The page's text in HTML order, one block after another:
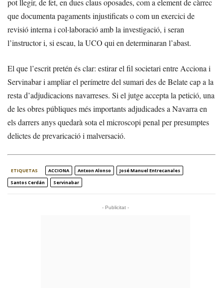
pot llegir, de fet, en dues claus oposades, com a element de càrrec
que documenta pagaments injustificats o com un exercici de
revisió interna i col·laboració amb la investigació, i seran
l’instructor i, si escau, la UCO qui en determinaran l’abast.
El que l’escrit pretén és clar: estirar el fil societari entre Acciona i
Servinabar i ampliar el perímetre del sumari des de Belate cap a la
resta d’adjudicacions navarreses. Si el jutge accepta la petició, una
de les obres públiques més importants adjudicades a Navarra en
els darrers anys quedarà sota el microscopi penal per presumptes
delictes de prevaricació i malversació.
ETIQUETAS ACCIONA Antxon Alonso
José Manuel Entrecanales
Santos Cerdán
Servinabar
- Publicitat -